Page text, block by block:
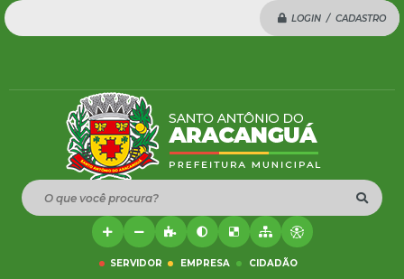
LOGIN / CADASTRO
O que você procura?
SERVIDOR EMPRESA CIDADÃO